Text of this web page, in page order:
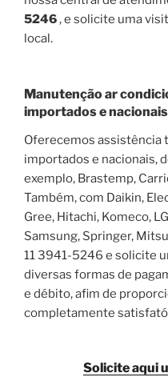
5246, e solicite uma
local.
Manutenção ar
importados e nacionais
Oferecemos assistência
importados e nacionais,
exemplo, Brastemp,
Também, com Daikin,
Gree, Hitachi, Komeco,
Samsung, Springer,
11 3941-5246 e solicite
diversas formas de
e débito, afim de
completamente
Solicite aqui